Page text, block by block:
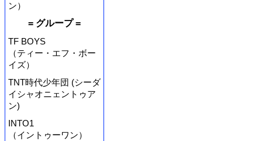
ン）
= グループ =
TF BOYS
（ティー・エフ・ボー
イズ）
TNT時代少年団 (シーダ
イシャオニェントゥア
ン)
INTO1
（イントゥーワン）